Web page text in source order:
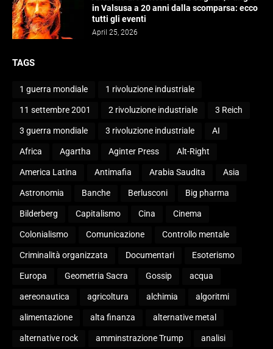
in Valsusa a 20 anni dalla scomparsa: ecco
tutti gli eventi
April 25, 2026
TAGS
1 guerra mondiale 1 rivoluzione industriale
11 settembre 2001 2 rivoluzione industriale 3 Reich
3 guerra mondiale 3 rivoluzione industriale AI
Africa Agartha Aginter Press Alt-Right
America Latina Antimafia Arabia Saudita Asia
Astronomia Banche Berlusconi Big pharma
Bilderberg Capitalismo Cina Cinema
Colonialismo Comunicazione Controllo mentale
Criminalità organizzata Documentari Esoterismo
Europa Geometria Sacra Gossip acqua
aereonautica agricoltura alchimia algoritmi
alimentazione alta finanza alternative metal
alternative rock amminstrazione Trump analisi